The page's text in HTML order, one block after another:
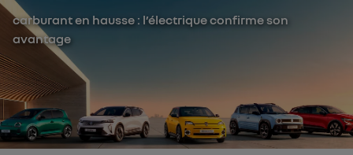
carburant en hausse : l’électrique confirme son
avantage